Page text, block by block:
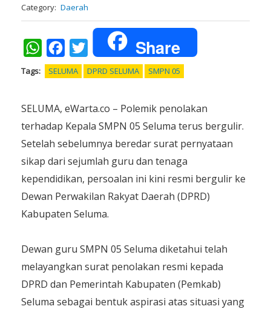
Category Daerah
WhatsAppFacebookTwitter Share
Tags SELUMA DPRD SELUMA SMPN 05
SELUMA, eWarta.co – Polemik penolakan
terhadap Kepala SMPN 05 Seluma terus bergulir.
Setelah sebelumnya beredar surat pernyataan
sikap dari sejumlah guru dan tenaga
kependidikan, persoalan ini kini resmi bergulir ke
Dewan Perwakilan Rakyat Daerah (DPRD)
Kabupaten Seluma.
​Dewan guru SMPN 05 Seluma diketahui telah
melayangkan surat penolakan resmi kepada
DPRD dan Pemerintah Kabupaten (Pemkab)
Seluma sebagai bentuk aspirasi atas situasi yang